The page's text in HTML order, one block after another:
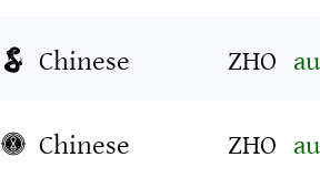
Chinese
ZHO
Chinese
ZHO